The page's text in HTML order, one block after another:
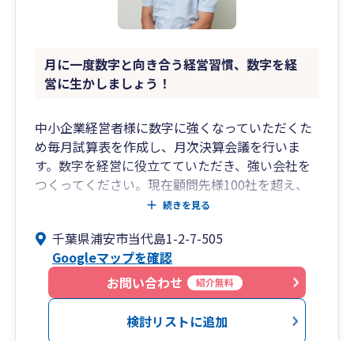
月に一度数字と向き合う経営習慣、数字を経
営に生かしましょう！
中小企業経営者様に数字に強くなっていただくた
め毎月試算表を作成し、月次決算会議を行いま
す。数字を経営に役立てていただき、強い会社を
つくってください。現在顧問先様100社を超え、
多くの信頼をいただいております。全国どこでも
画、経営計画の策定もお手伝いしております。利
益を出し、強い会社を目指す前向きな経営者様の
お手伝いをさせていただきたいです。ご連絡をお
待ちしております。
続きを見る
千葉県浦安市当代島1-2-7-505
Googleマップを確認
お問い合わせ
紹介無料
検討リストに追加